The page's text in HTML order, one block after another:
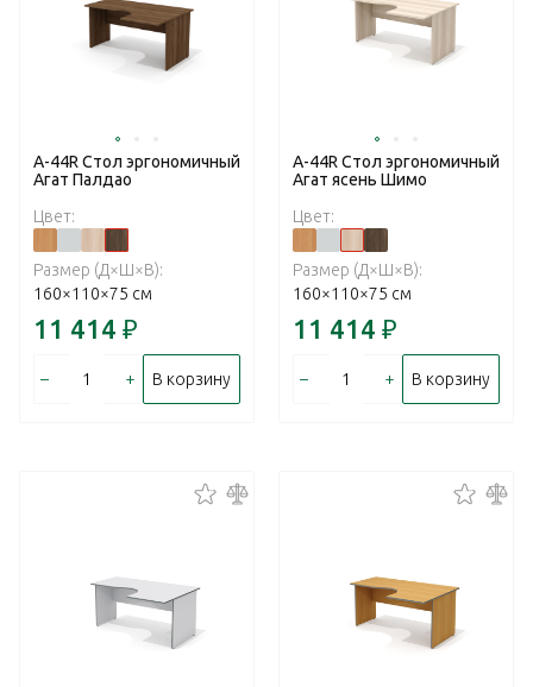
А-44R Стол эргономичный
Агат Палдао
Цвет:
Размер (Д×Ш×В):
160×110×75 см
11 414 ₽
– + В корзину
А-44R Стол эргономичный
Агат ясень Шимо
Цвет:
Размер (Д×Ш×В):
160×110×75 см
11 414 ₽
– + В корзину